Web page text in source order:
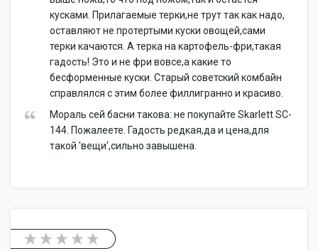
кусками. Прилагаемые терки,не трут так как надо,
оставляют не протертыми куски овощей,сами
терки качаются. А терка на картофель-фри,такая
гадость! Это и не фри вовсе,а какие то
бесформенные куски. Старый советский комбайн
справлялся с этим более филлигранно и красиво.
Мораль сей басни такова: не покупайте Skarlett SC-
144. Пожалеете. Гадость редкая,да и цена,для
такой 'вещи',сильно завышена.